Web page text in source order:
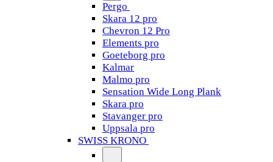
Pergo
Skara 12 pro
Chevron 12 Pro
Elements pro
Goeteborg pro
Kalmar
Malmo pro
Sensation Wide Long Plank
Skara pro
Stavanger pro
Uppsala pro
SWISS KRONO